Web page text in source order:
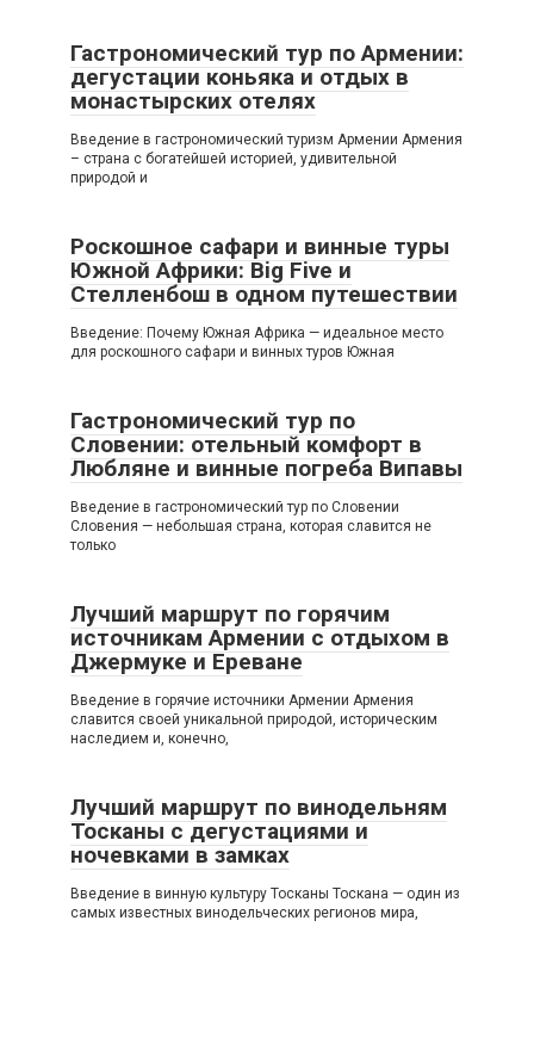
Гастрономический тур по Армении:
дегустации коньяка и отдых в
монастырских отелях
Введение в гастрономический туризм Армении Армения
– страна с богатейшей историей, удивительной
природой и
Роскошное сафари и винные туры
Южной Африки: Big Five и
Стелленбош в одном путешествии
Введение: Почему Южная Африка — идеальное место
для роскошного сафари и винных туров Южная
Гастрономический тур по
Словении: отельный комфорт в
Любляне и винные погреба Випавы
Введение в гастрономический тур по Словении
Словения — небольшая страна, которая славится не
только
Лучший маршрут по горячим
источникам Армении с отдыхом в
Джермуке и Ереване
Введение в горячие источники Армении Армения
славится своей уникальной природой, историческим
наследием и, конечно,
Лучший маршрут по винодельням
Тосканы с дегустациями и
ночевками в замках
Введение в винную культуру Тосканы Тоскана — один из
самых известных винодельческих регионов мира,